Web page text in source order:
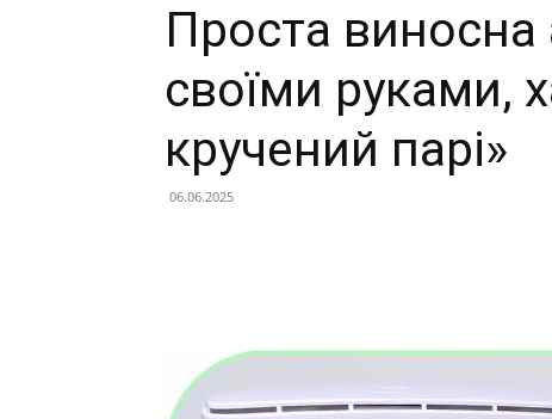
Проста
своїми руками,
кручений парі»
06.06.2025